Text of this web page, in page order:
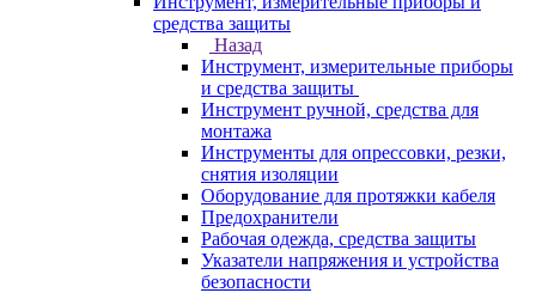
средства защиты
Назад
Инструмент, измерительные приборы
и средства защиты
Инструмент ручной, средства для
монтажа
Инструменты для опрессовки, резки,
снятия изоляции
Оборудование для протяжки кабеля
Предохранители
Рабочая одежда, средства защиты
Указатели напряжения и устройства
безопасности